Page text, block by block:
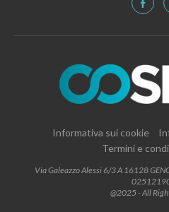
Informativa sui cookie
Termini e
Via Galeazzo Alessi 6/3 A 16128
@2025 - All